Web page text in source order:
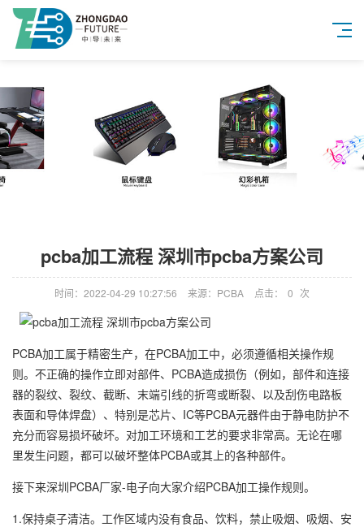
pcba加工流程 深圳市pcba方案公司
时间：2022-04-29 10:27:56 来源：PCBA 点击： 0 次
PCBA加工属于精密生产，在PCBA加工中，必须遵循相关操作规
则。不正确的操作立即对部件、PCBA造成损伤（例如，部件和连接
器的裂纹、裂纹、截断、末端引线的折弯或断裂、以及刮伤电路板
表面和导体焊盘）、特别是芯片、IC等PCBA元器件由于静电防护不
充分而容易损坏破坏。对加工环境和工艺的要求非常高。无论在哪
里发生问题，都可以破坏整体PCBA或其上的各种部件。
接下来深圳PCBA厂家-电子向大家介绍PCBA加工操作规则。
1.保持桌子清洁。工作区域内没有食品、饮料，禁止吸烟、吸烟、安